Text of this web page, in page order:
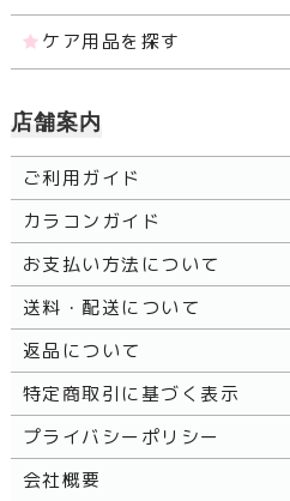
ケア用品を探す
店舗案内
ご利用ガイド
カラコンガイド
お支払い方法について
送料・配送について
返品について
特定商取引に基づく表示
プライバシーポリシー
会社概要